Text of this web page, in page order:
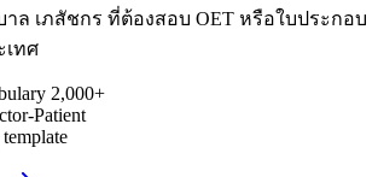
ล เภสัชกร ที่ต้องสอบ OET หรือใบประกอบ
เทศ
2,000+
Patient